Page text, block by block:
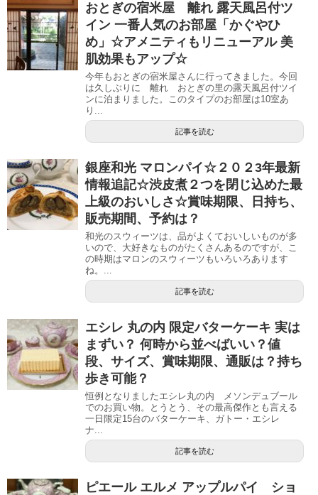
おとぎの宿米屋 離れ 露天風呂付ツ
イン 一番人気のお部屋「かぐやひ
め」☆アメニティもリニューアル 美
肌効果もアップ☆
今年もおとぎの宿米屋さんに行ってきました。今回
は久しぶりに 離れ おとぎの里の露天風呂付ツイ
ンに泊まりました。このタイプのお部屋は10室あ
り...
記事を読む
銀座和光 マロンパイ☆２０２3年最新
情報追記☆渋皮煮２つを閉じ込めた最
上級のおいしさ☆賞味期限、日持ち、
販売期間、予約は？
和光のスウィーツは、品がよくておいしいものが多
いので、大好きなものがたくさんあるのですが、こ
の時期はマロンのスウィーツもいろいろあります
ね。...
記事を読む
エシレ 丸の内 限定バターケーキ 実は
まずい？ 何時から並べばいい？値
段、サイズ、賞味期限、通販は？持ち
歩き可能？
恒例となりましたエシレ丸の内 メソンデュブール
でのお買い物。とうとう、その最高傑作とも言える
一日限定15台のバターケーキ、ガトー・エシレ
ナ...
記事を読む
ピエール エルメ アップルパイ ショ